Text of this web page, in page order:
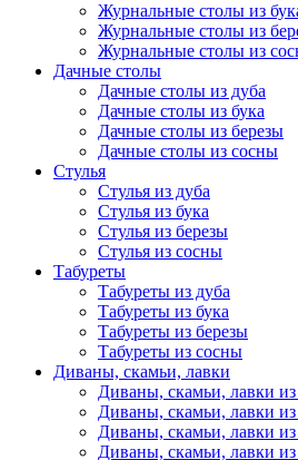
Журнальные столы из
Журнальные столы из
Журнальные столы из
Дачные столы
Дачные столы из дуба
Дачные столы из бука
Дачные столы из березы
Дачные столы из сосны
Стулья
Стулья из дуба
Стулья из бука
Стулья из березы
Стулья из сосны
Табуреты
Табуреты из дуба
Табуреты из бука
Табуреты из березы
Табуреты из сосны
Диваны, скамьи, лавки
Диваны, скамьи, лавки из
Диваны, скамьи, лавки из
Диваны, скамьи, лавки из
Диваны, скамьи, лавки